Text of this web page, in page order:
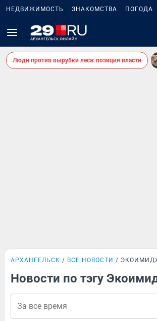
НЕДВИЖИМОСТЬ ЗНАКОМСТВА ПОГОДА
Люди против вырубки леса: позиция власти
АРХАНГЕЛЬСК ВСЕ НОВОСТИ
Новости по тэгу